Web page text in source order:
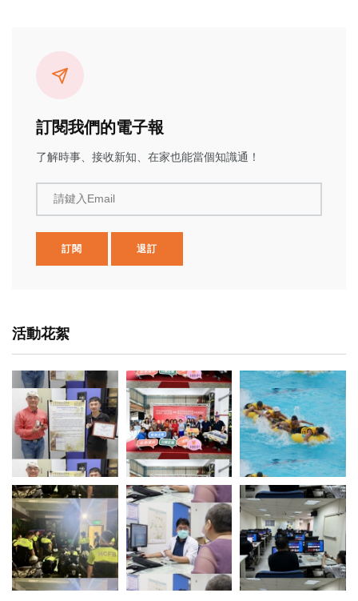
訂閱我們的電子報
了解時事、接收新知、在家也能當個知識通！
請鍵入Email
訂閱 退訂
活動花絮